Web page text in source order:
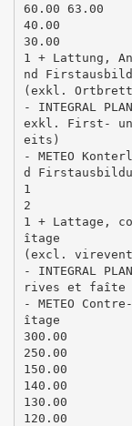
60.00 63.00
40.00
30.00
1 + Lattung,
nd
(exkl. Ortbrett
- INTEGRAL
exkl. First-
eits)
- METEO
d
1
2
1 + Lattage,
îtage
(excl.
- INTEGRAL
rives et faîte
- METEO
îtage
300.00
250.00
150.00
140.00
130.00
120.00